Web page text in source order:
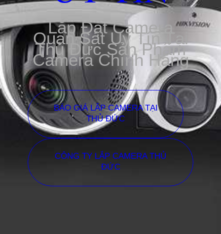
Lắp Đặt Camera
Quan Sát Uy Tín Tại
Thủ Đức Sản Phẩm
Camera Chính Hãng
BÁO GIÁ LẮP CAMERA TẠI
THỦ ĐỨC
CÔNG TY LẮP CAMERA THỦ
ĐỨC